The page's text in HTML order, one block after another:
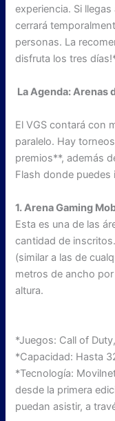
experiencia. Si
cerrará
personas. La
disfruta los tres
La Agenda: Arenas
El VGS contará con
paralelo. Hay
premios**, además
Flash donde
1. Arena Gaming
Esta es una de las
cantidad de
(similar a las de
metros de ancho
altura.
*Juegos: Call of
*Capacidad: Hasta
*Tecnología:
desde la primera
puedan asistir, a